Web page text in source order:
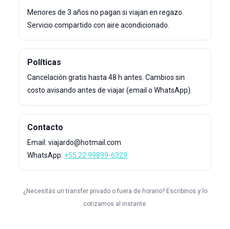
Menores de 3 años no pagan si viajan en regazo.
Servicio compartido con aire acondicionado.
Políticas
Cancelación gratis hasta 48 h antes. Cambios sin
costo avisando antes de viajar (email o WhatsApp).
Contacto
Email: viajardo@hotmail.com
WhatsApp: +55 22 99899-6329
¿Necesitás un transfer privado o fuera de horario? Escribinos y lo
cotizamos al instante.